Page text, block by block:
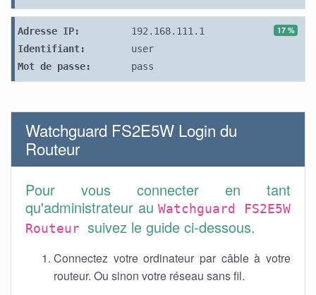
17 %
Adresse IP:
192.168.111.1
Identifiant:
user
Mot de passe:
pass
Watchguard FS2E5W Login du
Routeur
Pour vous connecter en tant
qu'administrateur auWatchguard FS2E5W
Routeur suivez le guide ci-dessous.
Connectez votre ordinateur par câble à votre
routeur. Ou sinon votre réseau sans fil.